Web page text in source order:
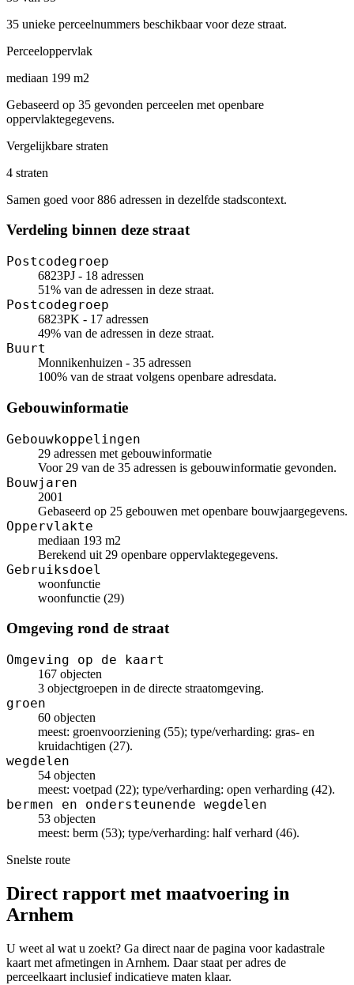
35 unieke perceelnummers beschikbaar voor deze straat.
Perceeloppervlak
mediaan 199 m2
Gebaseerd op 35 gevonden perceelen met openbare
oppervlaktegegevens.
Vergelijkbare straten
4 straten
Samen goed voor 886 adressen in dezelfde stadscontext.
Verdeling binnen deze straat
Postcodegroep
6823PJ - 18 adressen
51% van de adressen in deze straat.
Postcodegroep
6823PK - 17 adressen
49% van de adressen in deze straat.
Buurt
Monnikenhuizen - 35 adressen
100% van de straat volgens openbare adresdata.
Gebouwinformatie
Gebouwkoppelingen
29 adressen met gebouwinformatie
Voor 29 van de 35 adressen is gebouwinformatie gevonden.
Bouwjaren
2001
Gebaseerd op 25 gebouwen met openbare bouwjaargegevens.
Oppervlakte
mediaan 193 m2
Berekend uit 29 openbare oppervlaktegegevens.
Gebruiksdoel
woonfunctie
woonfunctie (29)
Omgeving rond de straat
Omgeving op de kaart
167 objecten
3 objectgroepen in de directe straatomgeving.
groen
60 objecten
meest: groenvoorziening (55); type/verharding: gras- en
kruidachtigen (27).
wegdelen
54 objecten
meest: voetpad (22); type/verharding: open verharding (42).
bermen en ondersteunende wegdelen
53 objecten
meest: berm (53); type/verharding: half verhard (46).
Snelste route
Direct rapport met maatvoering in
Arnhem
U weet al wat u zoekt? Ga direct naar de pagina voor kadastrale
kaart met afmetingen in Arnhem. Daar staat per adres de
perceelkaart inclusief indicatieve maten klaar.